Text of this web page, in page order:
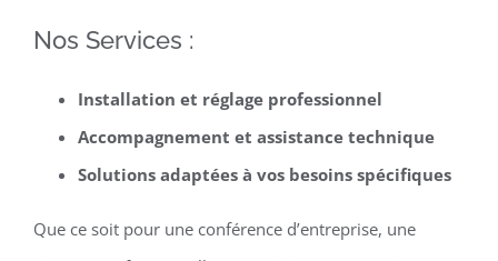
Nos Services :
Installation et réglage professionnel
Accompagnement et assistance technique
Solutions adaptées à vos besoins spécifiques
Que ce soit pour une conférence d’entreprise, une